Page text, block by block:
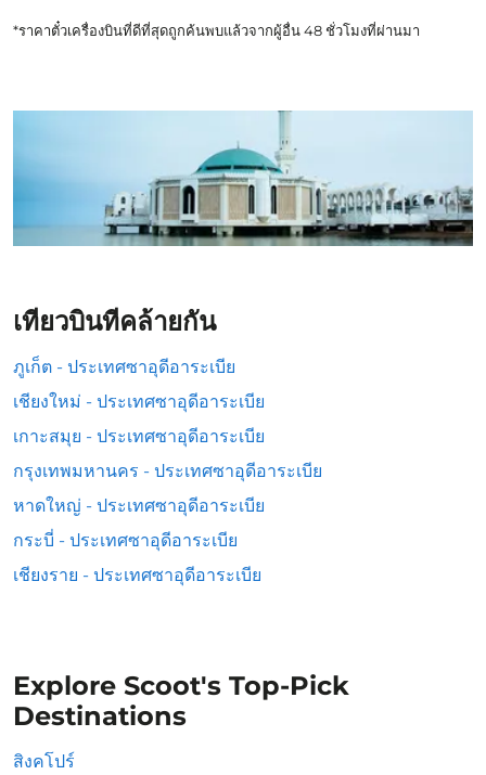
*ราคาตั๋วเครื่องบินที่ดีที่สุดถูกค้นพบแล้วจากผู้อื่น 48 ชั่วโมงที่ผ่านมา
เที่ยวบินที่คล้ายกัน
ภูเก็ต - ประเทศซาอุดีอาระเบีย
เชียงใหม่ - ประเทศซาอุดีอาระเบีย
เกาะสมุย - ประเทศซาอุดีอาระเบีย
กรุงเทพมหานคร - ประเทศซาอุดีอาระเบีย
หาดใหญ่ - ประเทศซาอุดีอาระเบีย
กระบี่ - ประเทศซาอุดีอาระเบีย
เชียงราย - ประเทศซาอุดีอาระเบีย
Explore Scoot's Top-Pick
Destinations
สิงคโปร์